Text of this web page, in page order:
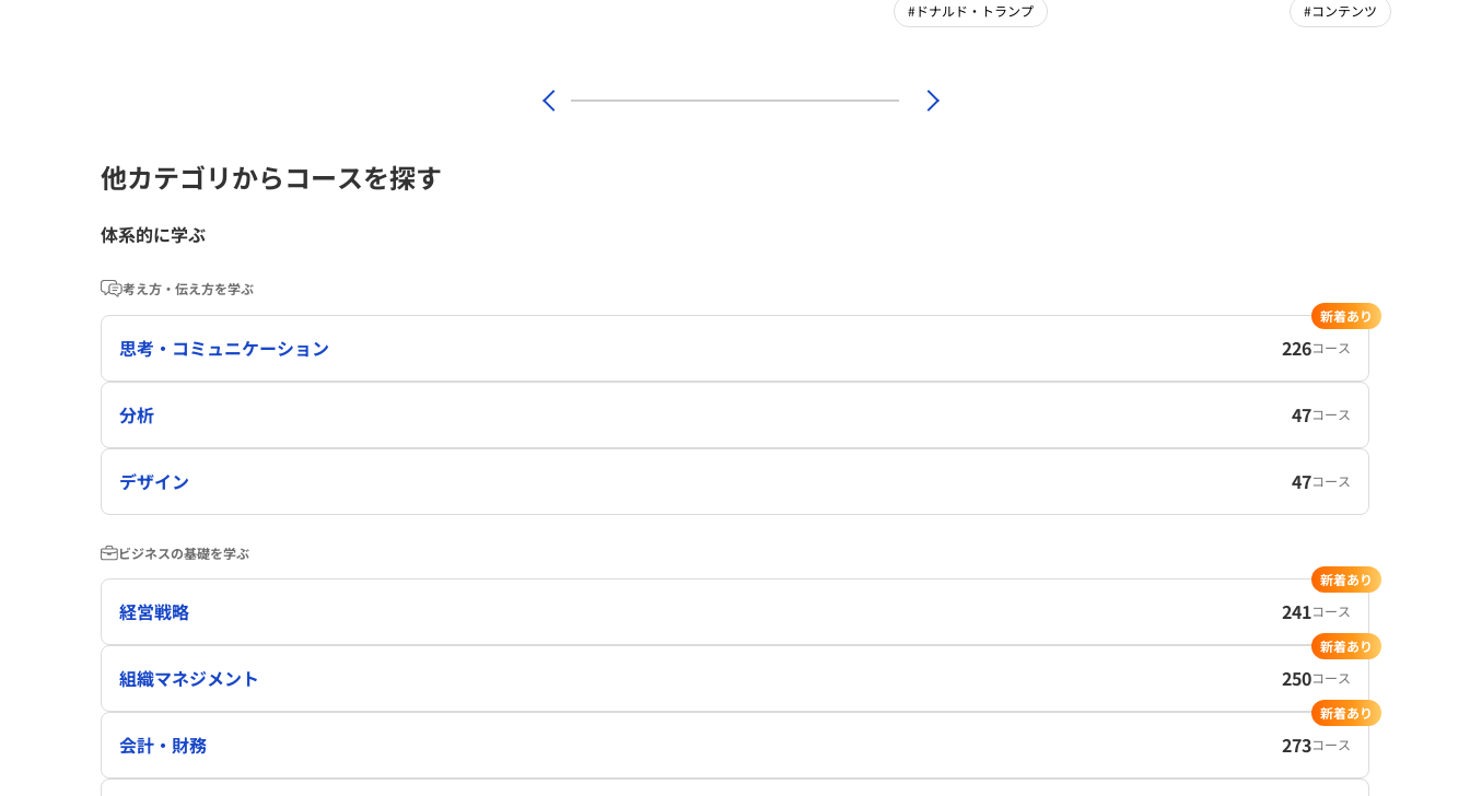
#ドナルド・トランプ
#コンテンツ
他カテゴリからコースを探す
体系的に学ぶ
考え方・伝え方を学ぶ
思考・コミュニケーション 226コース
新着あり
分析 47コース
デザイン 47コース
ビジネスの基礎を学ぶ
経営戦略 241コース
新着あり
組織マネジメント 250コース
新着あり
会計・財務 273コース
新着あり